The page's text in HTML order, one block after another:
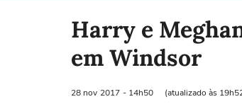
Harry e
em Windsor
28 nov 2017 - 14h50 (atualizado às